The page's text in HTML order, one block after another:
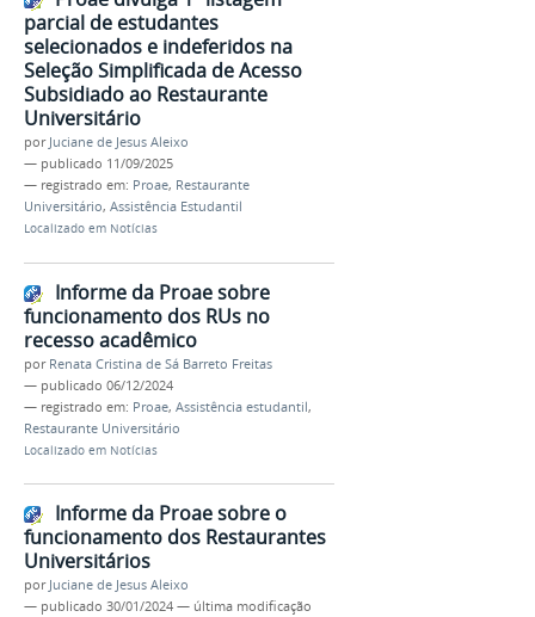
parcial de estudantes
selecionados e indeferidos na
Seleção Simplificada de Acesso
Subsidiado ao Restaurante
Universitário
por Juciane de Jesus Aleixo
— publicado 11/09/2025
— registrado em: Proae, Restaurante
Universitário, Assistência Estudantil
Localizado em Notícias
Informe da Proae sobre
funcionamento dos RUs no
recesso acadêmico
por Renata Cristina de Sá Barreto Freitas
— publicado 06/12/2024
— registrado em: Proae, Assistência estudantil,
Restaurante Universitário
Localizado em Notícias
Informe da Proae sobre o
funcionamento dos Restaurantes
Universitários
por Juciane de Jesus Aleixo
— publicado 30/01/2024 — última modificação